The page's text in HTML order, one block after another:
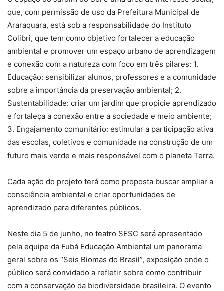
que, com permissão de uso da Prefeitura Municipal de
Araraquara, está sob a responsabilidade do Instituto
Colibri, que tem como objetivo fortalecer a educação
ambiental e promover um espaço urbano de aprendizagem
e conexão com a natureza com foco em três pilares: 1.
Educação: sensibilizar alunos, professores e a comunidade
sobre a importância da preservação ambiental; 2.
Sustentabilidade: criar um jardim que propicie aprendizado
e fortaleça a conexão entre a sociedade e meio ambiente;
3. Engajamento comunitário: estimular a participação ativa
das escolas, coletivos e comunidade na construção de um
futuro mais verde e mais responsável com o planeta Terra.
Cada ação do projeto terá como proposta buscar ampliar a
consciência ambiental e criar oportunidades de
aprendizado para diferentes públicos.
Neste dia 5 de junho, no teatro SESC será apresentado
pela equipe da Fubá Educação Ambiental um panorama
geral sobre os “Seis Biomas do Brasil”, exposição onde o
público será convidado a refletir sobre como contribuir
com a conservação da biodiversidade brasileira. O evento